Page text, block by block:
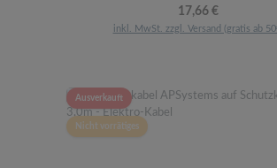
Regulärer Preis:
17,66 €
inkl. MwSt. zzgl. Versand (gratis ab
Ausverkauft
Nicht vorrätiges